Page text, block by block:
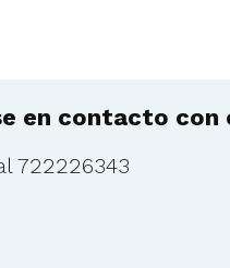
en contacto con
722226343